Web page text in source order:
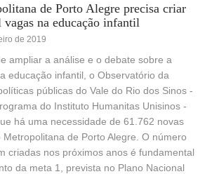
de Porto Alegre precisa criar
na educação infantil
de 2019
ampliar a análise e o debate sobre a
educação infantil, o Observatório da
públicas do Vale do Rio dos Sinos -
do Instituto Humanitas Unisinos -
há uma necessidade de 61.762 novas
de Porto Alegre. O número
criadas nos próximos anos é fundamental
da meta 1, prevista no Plano Nacional